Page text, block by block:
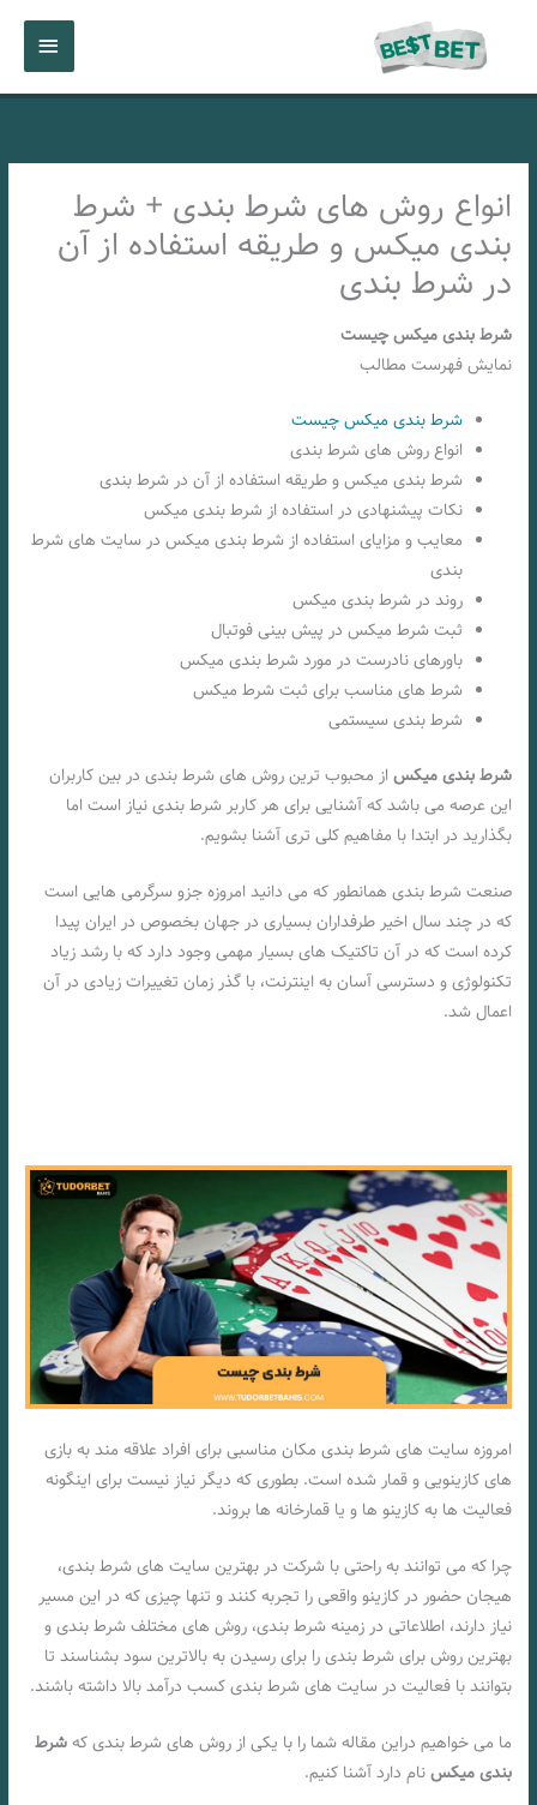
اصلی
انواع روش های شرط بندی + شرط
بندی میکس و طریقه استفاده از آن
در شرط بندی
شرط بندی میکس چیست
نمایش فهرست مطالب
شرط بندی میکس چیست
انواع روش های شرط بندی
شرط بندی میکس و طریقه استفاده از آن در شرط بندی
نکات پیشنهادی در استفاده از شرط بندی میکس
معایب و مزایای استفاده از شرط بندی میکس در سایت های شرط
بندی
روند در شرط بندی میکس
ثبت شرط میکس در پیش بینی فوتبال
باورهای نادرست در مورد شرط بندی میکس
شرط های مناسب برای ثبت شرط میکس
شرط بندی سیستمی
شرط بندی میکس از محبوب ترین روش های شرط بندی در بین کاربران
این عرصه می‌ باشد که آشنایی برای هر کاربر شرط بندی نیاز است اما
بگذارید در ابتدا با مفاهیم کلی تری آشنا بشویم.
صنعت شرط بندی همانطور که می دانید امروزه جزو سرگرمی هایی است
که در چند سال اخیر طرفداران بسیاری در جهان بخصوص در ایران پیدا
کرده است که در آن تاکتیک های بسیار مهمی وجود دارد که با رشد زیاد
تکنولوژی و دسترسی آسان به اینترنت، با گذر زمان تغییرات زیادی در آن
اعمال شد.
امروزه سایت های شرط بندی مکان مناسبی برای افراد علاقه مند به بازی
های کازینویی و قمار شده است. بطوری که دیگر نیاز نیست برای اینگونه
فعالیت ها به کازینو ها و یا قمارخانه ها بروند.
چرا که می توانند به راحتی با شرکت در بهترین سایت های شرط بندی،
هیجان حضور در کازینو واقعی را تجربه کنند و تنها چیزی که در این مسیر
نیاز دارند، اطلاعاتی در زمینه شرط بندی، روش های مختلف شرط بندی و
بهترین روش برای شرط بندی را برای رسیدن به بالاترین سود بشناسند تا
بتوانند با فعالیت در سایت های شرط بندی کسب درآمد بالا داشته باشند.
ما می خواهیم دراین مقاله شما را با یکی از روش های شرط بندی کهشرط
بندی میکسنام دارد آشنا کنیم.